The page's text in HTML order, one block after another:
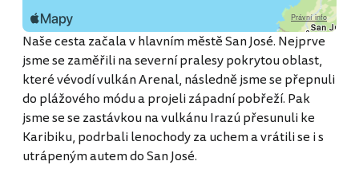
Naše cesta začala v hlavním městě San José. Nejprve
jsme se zaměřili na severní pralesy pokrytou oblast,
které vévodí vulkán Arenal, následně jsme se přepnuli
do plážového módu a projeli západní pobřeží. Pak
jsme se se zastávkou na vulkánu Irazú přesunuli ke
Karibiku, podrbali lenochody za uchem a vrátili se i s
utrápeným autem do San José.